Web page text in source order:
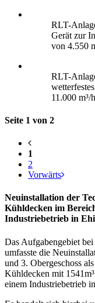
RLT-
Gerät zur
von 4.550
RLT-
11.000
Seite 1 von 2
1
2
Vorwärts
Neuinstallation der
Kühldecken im
Industriebetrieb in
Das Aufgabengebiet
umfasste die
und 3. Obergeschoss
Kühldecken mit
einem Industriebetrieb